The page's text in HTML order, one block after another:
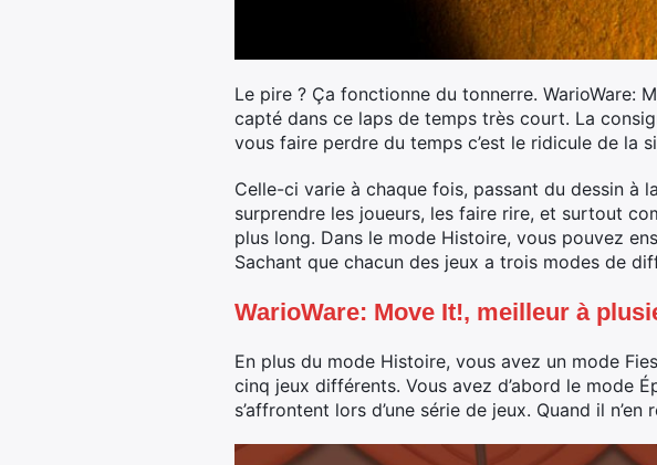
Le pire ? Ça fonctionne du tonnerre. WarioWare:
capté dans ce laps de temps très court. La
vous faire perdre du temps c’est le ridicule de la
Celle-ci varie à chaque fois, passant du dessin à
surprendre les joueurs, les faire rire, et surtout
plus long. Dans le mode Histoire, vous pouvez
Sachant que chacun des jeux a trois modes de
WarioWare: Move It!, meilleur à
En plus du mode Histoire, vous avez un mode
cinq jeux différents. Vous avez d’abord le mode
s’affrontent lors d’une série de jeux. Quand il